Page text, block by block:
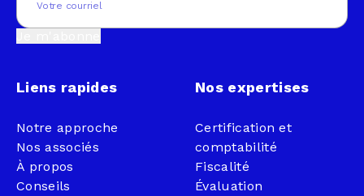
Liens rapides
Notre approche
Nos associés
À propos
Conseils
Nos expertises
Certification et
comptabilité
Fiscalité
Évaluation